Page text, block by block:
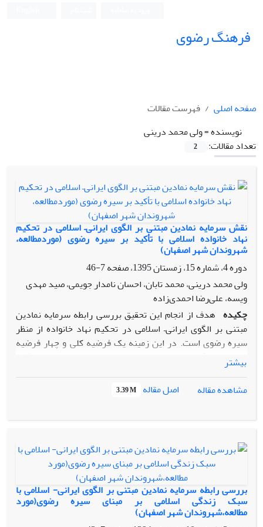
فرهنگ رضوی
صفحه اصلی
فهرست مقالات
نویسنده =ولی محمد درینی
تعداد مقالات:
2
نقش سرمایه نمادین مبتنی بر الگوی ایرانی– اسلامی در تحکیم
نهاد خانواده اسلامی با تأکید بر سیره رضوی (موردمطالعه،
شهروندان شهر اصفهان)
دوره 4، شماره 15، زمستان 1395، صفحه
7-46
ولی محمد درینی، محمد تابان، احسان نامدار جویمی، صید مهدی
ویسه، علی‌رضا احمدی‌زاده
چکیده هدف از انجام این تحقیق بررسی رابطه سرمایه نمادین
مبتنی بر الگوی ایرانی– اسلامی در تحکیم نهاد خانواده از منظر
سیره رضوی است. در این زمینه یک فرضیه کلی و چهار فرضیه
جزئی شکل‌گرفته است که رابطه سرمایه نمادین مبتنی بر الگوی
ایرانی - اسلامی با عوامل تحکیم خانواده ازنظر سیره رضوی و ابعاد
آن یعنی عوامل اخلاقی، عوامل اقتصادی، عوامل عاطفی و عوامل
اجتماعی بررسی شده که ارقام این فرضیات معنادار و برابر با
خانواده محکم‌تر و از پایداری و استحکام بیشتری در روابط خود
برخوردار است. نمادهای اقتصادی، نمادهای اجتماعی و نمادهای
فرهنگی می‌تواند رابطه قوی با تحکیم نهاد خانواده داشته باشد و
هر چه خانواده سرمایه‌های نمادین بیشتری در زمینه اخلاق و دین
داشته و بیشتر به این نمادها پایبند باشد، اعضای خانواده بیشتر و
بهتر (ازنظر کمی و کیفی) در کنار هم قرار خواهند گرفت و درقبال
بیشتر
مشاهده مقاله
اصل مقاله 3.39 M
بررسی رابطه سرمایه نمادین مبتنی بر الگوی ایرانی- اسلامی با
سبک زندگی اسلامی بر مبنای سیره رضوی(مورد
مطالعه،شهروندان شهر اصفهان)